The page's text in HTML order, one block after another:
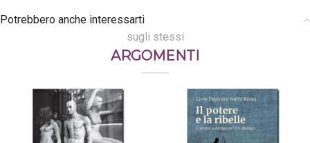
Potrebbero anche interessarti
sugli stessi
ARGOMENTI